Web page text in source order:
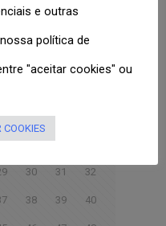
14 15
22 23
30 31 32
38 39 40
e outras
política de
"aceitar cookies" ou
COOKIES